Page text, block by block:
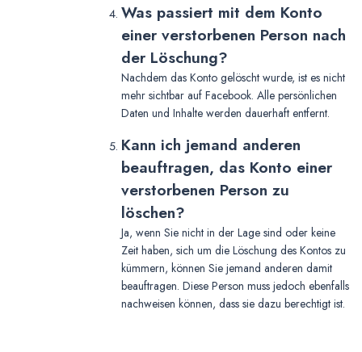
Was passiert mit dem Konto
einer verstorbenen Person nach
der Löschung?
Nachdem das Konto gelöscht wurde, ist es nicht
mehr sichtbar auf Facebook. Alle persönlichen
Daten und Inhalte werden dauerhaft entfernt.
Kann ich jemand anderen
beauftragen, das Konto einer
verstorbenen Person zu
löschen?
Ja, wenn Sie nicht in der Lage sind oder keine
Zeit haben, sich um die Löschung des Kontos zu
kümmern, können Sie jemand anderen damit
beauftragen. Diese Person muss jedoch ebenfalls
nachweisen können, dass sie dazu berechtigt ist.